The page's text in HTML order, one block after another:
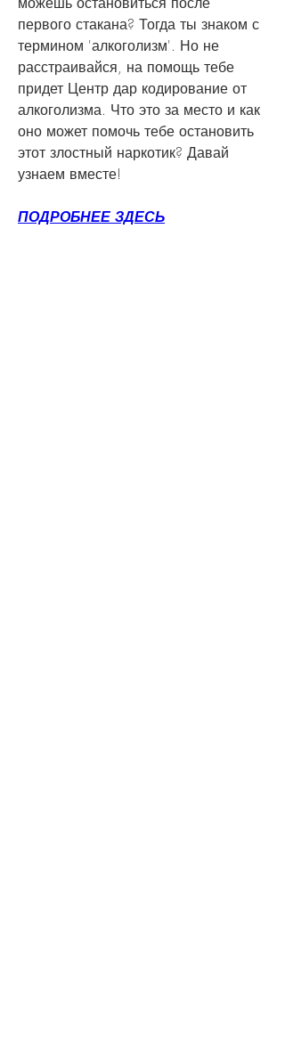
первого стакана? Тогда ты знаком с
термином 'алкоголизм'. Но не
расстраивайся, на помощь тебе
придет Центр дар кодирование от
алкоголизма. Что это за место и как
оно может помочь тебе остановить
этот злостный наркотик? Давай
узнаем вместе!
ПОДРОБНЕЕ ЗДЕСЬ